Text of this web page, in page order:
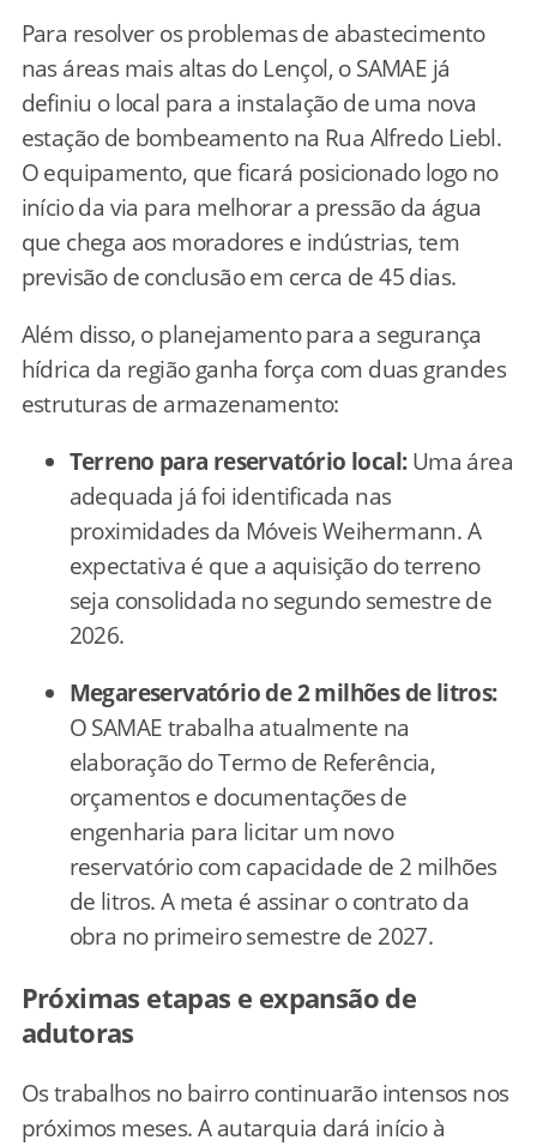
Para resolver os problemas de abastecimento
nas áreas mais altas do Lençol, o SAMAE já
definiu o local para a instalação de uma nova
estação de bombeamento na Rua Alfredo Liebl.
O equipamento, que ficará posicionado logo no
início da via para melhorar a pressão da água
que chega aos moradores e indústrias, tem
previsão de conclusão em cerca de 45 dias.
Além disso, o planejamento para a segurança
hídrica da região ganha força com duas grandes
estruturas de armazenamento:
Terreno para reservatório local:Uma área
adequada já foi identificada nas
proximidades da Móveis Weihermann. A
expectativa é que a aquisição do terreno
seja consolidada no segundo semestre de
2026.
Megareservatório de 2 milhões de litros:
O SAMAE trabalha atualmente na
elaboração do Termo de Referência,
orçamentos e documentações de
engenharia para licitar um novo
reservatório com capacidade de 2 milhões
de litros. A meta é assinar o contrato da
obra no primeiro semestre de 2027.
Próximas etapas e expansão de
adutoras
Os trabalhos no bairro continuarão intensos nos
próximos meses. A autarquia dará início à